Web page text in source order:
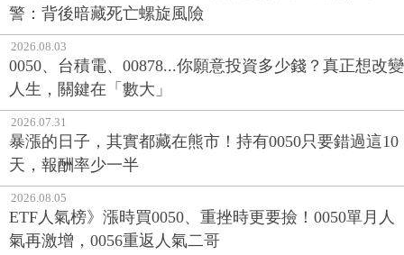
警：背後暗藏死亡螺旋風險
2026.08.03
0050、台積電、00878...你願意投資多少錢？真正想改變
人生，關鍵在「數大」
2026.07.31
暴漲的日子，其實都藏在熊市！持有0050只要錯過這10
天，報酬率少一半
2026.08.05
ETF人氣榜》漲時買0050、重挫時更要撿！0050單月人
氣再激增，0056重返人氣二哥